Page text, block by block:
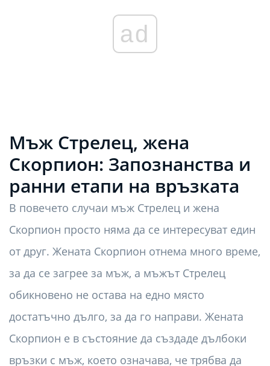
ad
Мъж Стрелец, жена
Скорпион: Запознанства и
ранни етапи на връзката
В повечето случаи мъж Стрелец и жена
Скорпион просто няма да се интересуват един
от друг. Жената Скорпион отнема много време,
за да се загрее за мъж, а мъжът Стрелец
обикновено не остава на едно място
достатъчно дълго, за да го направи. Жената
Скорпион е в състояние да създаде дълбоки
връзки с мъж, което означава, че трябва да